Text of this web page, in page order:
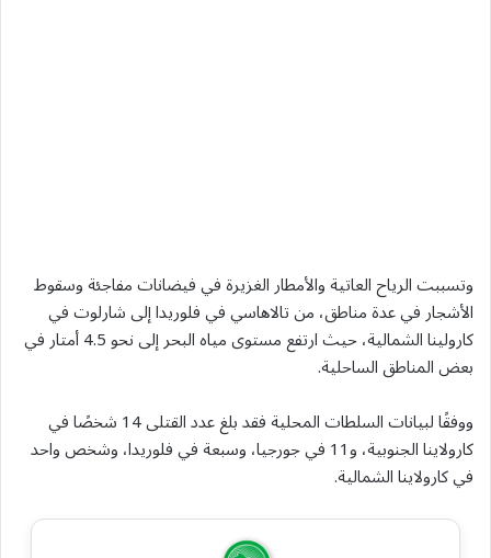
وتسببت الرياح العاتية والأمطار الغزيرة في فيضانات مفاجئة وسقوط
الأشجار في عدة مناطق، من تالاهاسي في فلوريدا إلى شارلوت في
كارولينا الشمالية، حيث ارتفع مستوى مياه البحر إلى نحو 4.5 أمتار في
بعض المناطق الساحلية.
ووفقًا لبيانات السلطات المحلية فقد بلغ عدد القتلى 14 شخصًا في
كارولاينا الجنوبية، و11 في جورجيا، وسبعة في فلوريدا، وشخص واحد
في كارولاينا الشمالية.